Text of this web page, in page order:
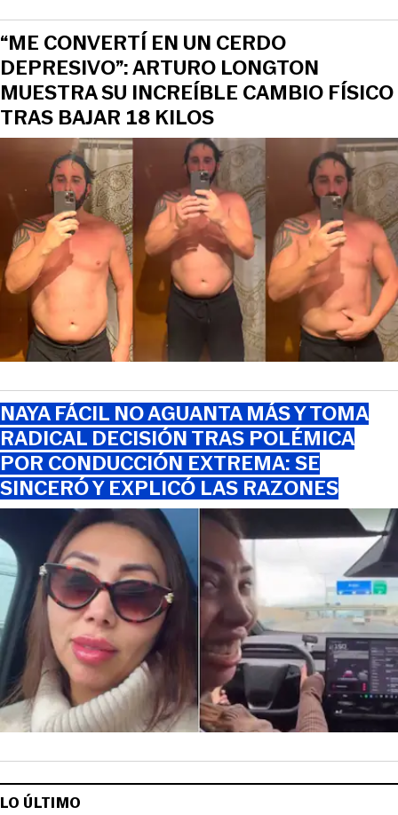
“ME CONVERTÍ EN UN CERDO
DEPRESIVO”: ARTURO LONGTON
MUESTRA SU INCREÍBLE CAMBIO FÍSICO
TRAS BAJAR 18 KILOS
NAYA FÁCIL NO AGUANTA MÁS Y TOMA
RADICAL DECISIÓN TRAS POLÉMICA
POR CONDUCCIÓN EXTREMA: SE
SINCERÓ Y EXPLICÓ LAS RAZONES
LO ÚLTIMO